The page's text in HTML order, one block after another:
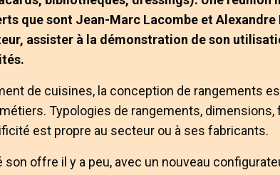
que sont Jean-Marc Lacombe et
assister à la démonstration de son
de cuisines, la conception de rangements
Typologies de rangements,
est propre au secteur ou à ses fabricants.
offre il y a peu, avec un nouveau